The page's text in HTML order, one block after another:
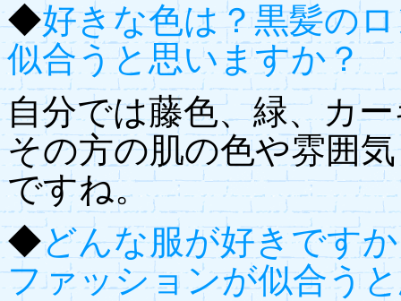
◆好きな色は？黒髪の
似合うと思いますか？
自分では藤色、緑、カ
その方の肌の色や雰囲
ですね。
◆どんな服が好きです
ファッションが似合う